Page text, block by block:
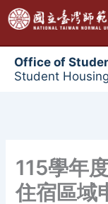
至
Office of
Student Housing
115學年
住宿區域